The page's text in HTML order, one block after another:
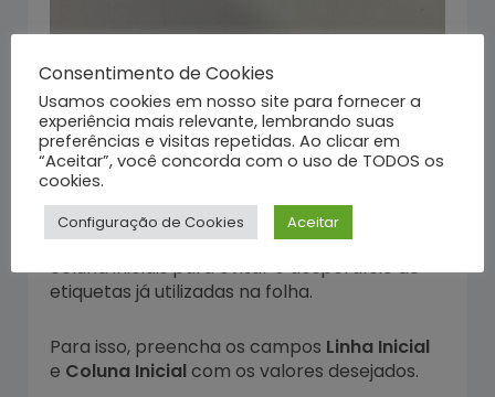
Para a opçãoEti. de Produto Colacril
CA4349, é possível definir uma linha e uma
coluna iniciais para evitar o desperdício de
etiquetas já utilizadas na folha.
Para isso, preencha os campos Linha Inicial
e Coluna Inicialcom os valores desejados.
Consentimento de Cookies
Usamos cookies em nosso site para fornecer a
experiência mais relevante, lembrando suas
preferências e visitas repetidas. Ao clicar em
“Aceitar”, você concorda com o uso de TODOS os
cookies.
Configuração de Cookies Aceitar